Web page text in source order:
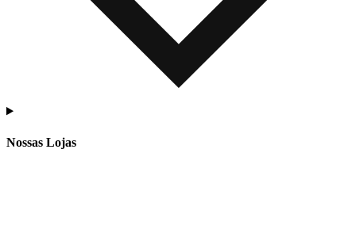
Nossas Lojas